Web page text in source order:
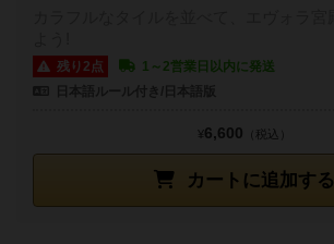
残り2点
1～2営業日以内に発送
カートに追加する
¥6,600 （税込）